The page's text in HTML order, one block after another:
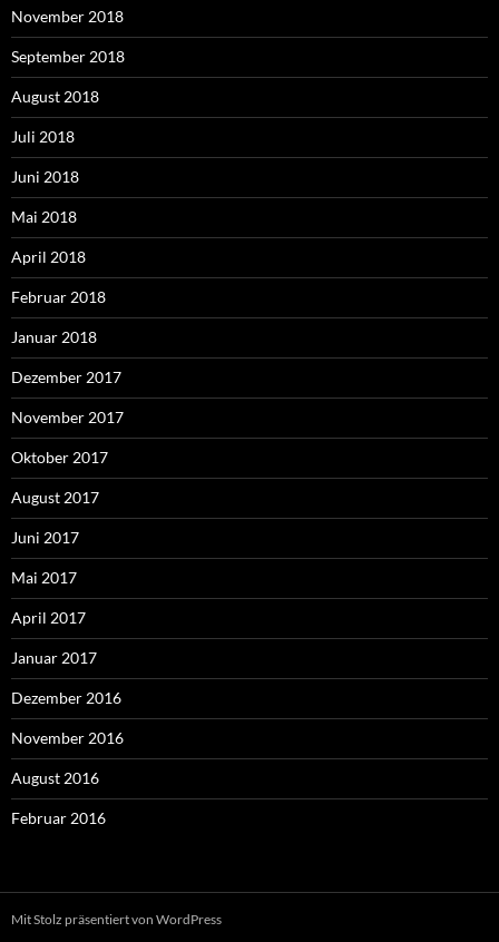
November 2018
September 2018
August 2018
Juli 2018
Juni 2018
Mai 2018
April 2018
Februar 2018
Januar 2018
Dezember 2017
November 2017
Oktober 2017
August 2017
Juni 2017
Mai 2017
April 2017
Januar 2017
Dezember 2016
November 2016
August 2016
Februar 2016
Mit Stolz präsentiert von WordPress